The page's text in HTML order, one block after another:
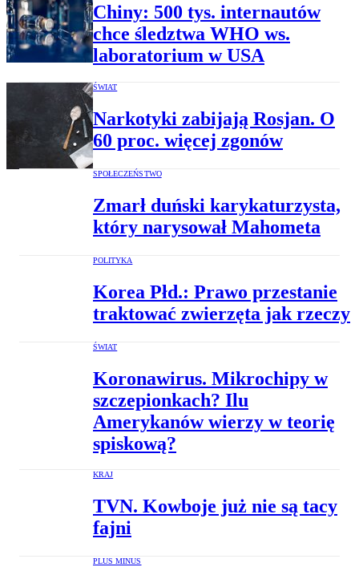
Chiny: 500 tys. internautów
chce śledztwa WHO ws.
laboratorium w USA
ŚWIAT
Narkotyki zabijają Rosjan. O
60 proc. więcej zgonów
SPOŁECZEŃSTWO
Zmarł duński karykaturzysta,
który narysował Mahometa
POLITYKA
Korea Płd.: Prawo przestanie
traktować zwierzęta jak rzeczy
ŚWIAT
Koronawirus. Mikrochipy w
szczepionkach? Ilu
Amerykanów wierzy w teorię
spiskową?
KRAJ
TVN. Kowboje już nie są tacy
fajni
PLUS MINUS